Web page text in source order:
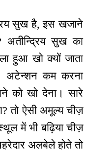
सुख है, इस खजाने
अतीन्द्रिय सुख का
हुआ खो क्यों जाता
अटेन्शन कम करना
को खो देना। सारे
तो ऐसी अमूल्य चीज़
में भी बढ़िया चीज़
अलबेले होते तो